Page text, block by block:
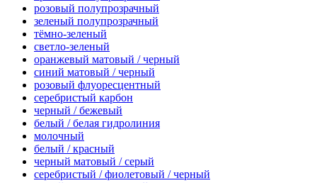
розовый полупрозрачный
зеленый полупрозрачный
тёмно-зеленый
светло-зеленый
оранжевый матовый / черный
синий матовый / черный
розовый флуоресцентный
серебристый карбон
черный / бежевый
белый / белая гидролиния
молочный
белый / красный
черный матовый / серый
серебристый / фиолетовый / черный